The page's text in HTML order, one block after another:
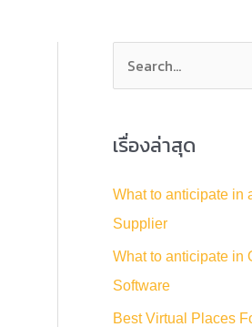
c
h
เรื่องล่าสุด
What to anticipate in
Supplier
What to anticipate in
Software
Best Virtual Places